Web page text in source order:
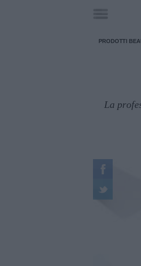
PRODOTTI
La